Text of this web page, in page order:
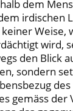
dem
irdischen
Weise,
wird,
den Blick
sondern
gemäss der